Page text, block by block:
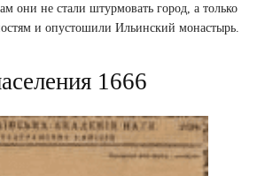
они не стали штурмовать город, а только
и опустошили Ильинский монастырь.
1666